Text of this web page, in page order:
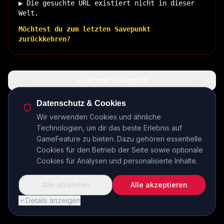
▶ Die gesuchte URL existiert nicht in dieser
Welt.
Möchtest du zum letzten Savepunkt
zurückkehren?
🏠 Zurück zur Basis
INSERT COIN TO CONTINUE...
Datenschutz & Cookies
Wir verwenden Cookies und ähnliche
Technologien, um dir das beste Erlebnis auf
GameFeature zu bieten. Dazu gehören essentielle
Cookies für den Betrieb der Seite sowie optionale
Cookies für Analysen und personalisierte Inhalte.
Details anzeigen
Alle ablehnen Alle akzeptieren